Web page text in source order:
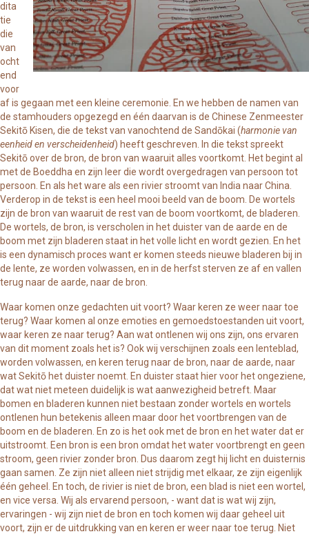
dita
tie
die
van
ocht
end
voor
af is gegaan met een kleine ceremonie. En we hebben de namen van
de stamhouders opgezegd en één daarvan is de Chinese Zenmeester
Sekitō Kisen, die de tekst van vanochtend de Sandōkai (harmonie van
eenheid en verscheidenheid) heeft geschreven. In die tekst spreekt
Sekitō over de bron, de bron van waaruit alles voortkomt. Het begint al
met de Boeddha en zijn leer die wordt overgedragen van persoon tot
persoon. En als het ware als een rivier stroomt van India naar China.
Verderop in de tekst is een heel mooi beeld van de boom. De wortels
zijn de bron van waaruit de rest van de boom voortkomt, de bladeren.
De wortels, de bron, is verscholen in het duister van de aarde en de
boom met zijn bladeren staat in het volle licht en wordt gezien. En het
is een dynamisch proces want er komen steeds nieuwe bladeren bij in
de lente, ze worden volwassen, en in de herfst sterven ze af en vallen
terug naar de aarde, naar de bron.
Waar komen onze gedachten uit voort? Waar keren ze weer naar toe
terug? Waar komen al onze emoties en gemoedstoestanden uit voort,
waar keren ze naar terug? Aan wat ontlenen wij ons zijn, ons ervaren
van dit moment zoals het is? Ook wij verschijnen zoals een lenteblad,
worden volwassen, en keren terug naar de bron, naar de aarde, naar
wat Sekitō het duister noemt. En duister staat hier voor het ongeziene,
dat wat niet meteen duidelijk is wat aanwezigheid betreft. Maar
bomen en bladeren kunnen niet bestaan zonder wortels en wortels
ontlenen hun betekenis alleen maar door het voortbrengen van de
boom en de bladeren. En zo is het ook met de bron en het water dat er
uitstroomt. Een bron is een bron omdat het water voortbrengt en geen
stroom, geen rivier zonder bron. Dus daarom zegt hij licht en duisternis
gaan samen. Ze zijn niet alleen niet strijdig met elkaar, ze zijn eigenlijk
één geheel. En toch, de rivier is niet de bron, een blad is niet een wortel,
en vice versa. Wij als ervarend persoon, - want dat is wat wij zijn,
ervaringen - wij zijn niet de bron en toch komen wij daar geheel uit
voort, zijn er de uitdrukking van en keren er weer naar toe terug. Niet